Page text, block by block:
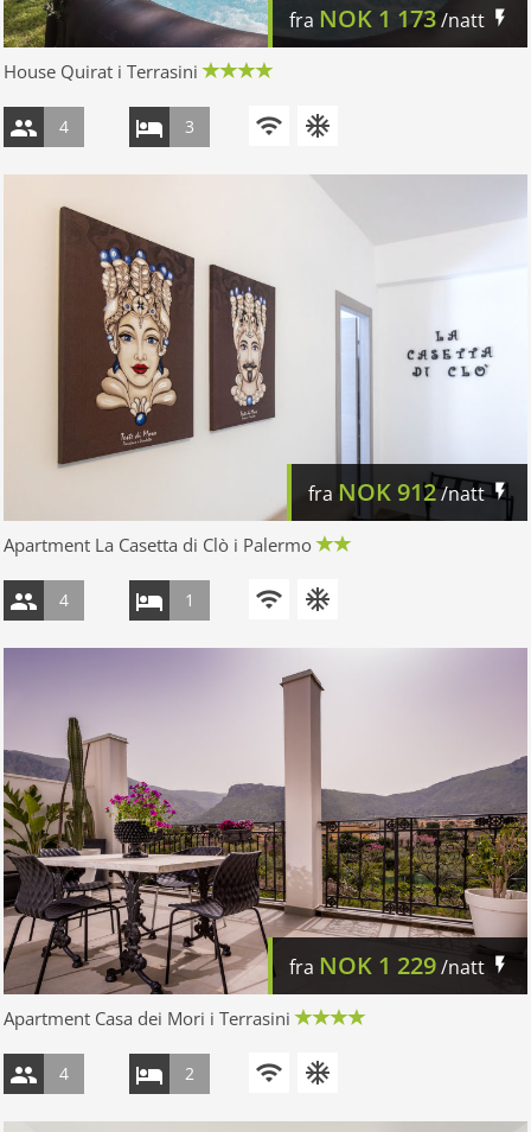
fra NOK 1 173/natt
House Quirat i Terrasini
4 3
fra NOK 912/natt
Apartment La Casetta di Clò i Palermo
4 1
fra NOK 1 229/natt
Apartment Casa dei Mori i Terrasini
4 2